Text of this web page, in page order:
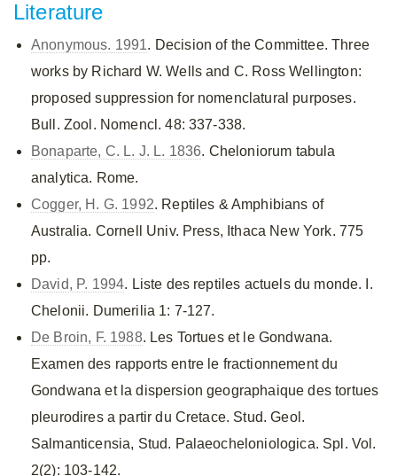
Literature
Anonymous. 1991. Decision of the Committee. Three
works by Richard W. Wells and C. Ross Wellington:
proposed suppression for nomenclatural purposes.
Bull. Zool. Nomencl. 48: 337-338.
Bonaparte, C. L. J. L. 1836. Cheloniorum tabula
analytica. Rome.
Cogger, H. G. 1992. Reptiles & Amphibians of
Australia. Cornell Univ. Press, Ithaca New York. 775
pp.
David, P. 1994. Liste des reptiles actuels du monde. I.
Chelonii. Dumerilia 1: 7-127.
De Broin, F. 1988. Les Tortues et le Gondwana.
Examen des rapports entre le fractionnement du
Gondwana et la dispersion geographaique des tortues
pleurodires a partir du Cretace. Stud. Geol.
Salmanticensia, Stud. Palaeocheloniologica. Spl. Vol.
2(2): 103-142.